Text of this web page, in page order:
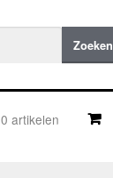
Zoeken
0 artikelen